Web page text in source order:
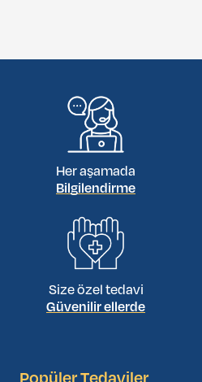
Her aşamada
Bilgilendirme
Size özel tedavi
Güvenilir ellerde